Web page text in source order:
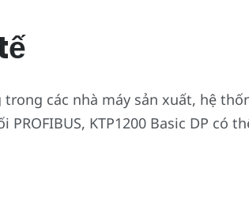
các nhà máy sản xuất, hệ
KTP1200 Basic DP